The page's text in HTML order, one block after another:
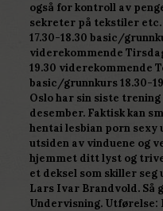
også for kontroll av
sekreter på tekstiler etc.
17.30-18.30 basic/
viderekommende
19.30 viderekommende
basic/grunnkurs 18.30-
Oslo har sin siste
desember. Faktisk kan
hentai lesbian porn
utsiden av vinduene og
hjemmet ditt lyst og
et deksel som skiller seg
Lars Ivar Brandvold. Så
Undervisning. Utførelse: